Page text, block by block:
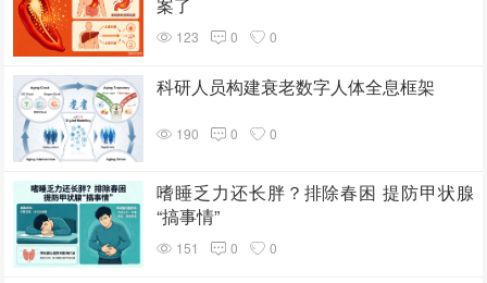
123 0 0
科研人员构建衰老数字人体全息框架
190 0 0
嗜睡乏力还长胖？排除春困 提防甲状腺
“搞事情”
151 0 0